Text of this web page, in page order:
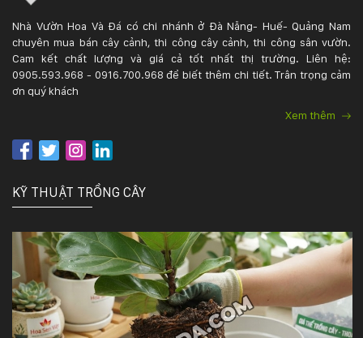
TRỒNG
CÂY
ẢNH
LIÊN
Hotline
Nhà Vườn Hoa Và Đá có chi nhánh ở Đà Nẵng- Huế- Quảng Nam
chuyên mua bán cây cảnh, thi công cây cảnh, thi công sân vườn.
Cam kết chất lượng và giá cả tốt nhất thị trường. Liên hệ:
0905.593.968 - 0916.700.968 để biết thêm chi tiết. Trân trọng cảm
ơn quý khách
Xem thêm
KỸ THUẬT TRỒNG CÂY